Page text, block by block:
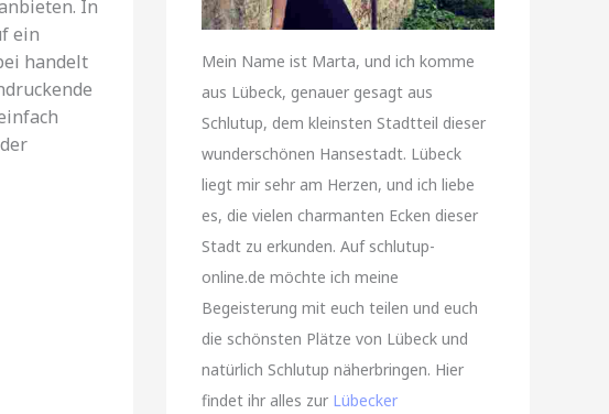
In
ein
handelt
Mein Name ist Marta, und ich komme
aus Lübeck, genauer gesagt aus
Schlutup, dem kleinsten Stadtteil dieser
wunderschönen Hansestadt. Lübeck
liegt mir sehr am Herzen, und ich liebe
es, die vielen charmanten Ecken dieser
Stadt zu erkunden. Auf schlutup-
online.de möchte ich meine
Begeisterung mit euch teilen und euch
die schönsten Plätze von Lübeck und
natürlich Schlutup näherbringen. Hier
findet ihr alles zur Lübecker